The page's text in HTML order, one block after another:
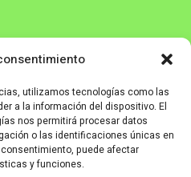
utilizamos tecnologías como las
a la información del dispositivo. El
nos permitirá procesar datos
o las identificaciones únicas en
puede afectar
y funciones.